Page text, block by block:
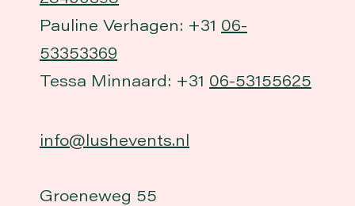
Pauline Verhagen: +31 06-
53353369
Tessa Minnaard: +31 06-53155625
info@lushevents.nl
Groeneweg 55